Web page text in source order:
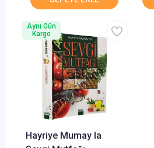
Hayriye Mumay la
Aynı Gün
Kargo